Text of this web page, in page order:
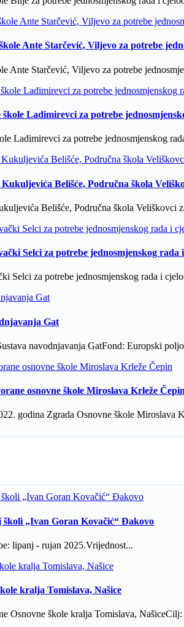
Ante Starčević, Viljevo za potrebe
Ante Starčević, Viljevo za potrebe
Ladimirevci za potrebe
Ladimirevci za potrebe jednosmjenskog
Belišće, Područna škola
Belišće, Područna škola Veliškovci
Selci za potrebe jednosmjenskog rada
Selci za potrebe jednosmjenskog rada i
Gat
navodnjavanja GatFond: Europski
osnovne škole Miroslava Krleže Čepin
godina Zgrada Osnovne škole Miroslava
školi „Ivan Goran Kovačić“ Đakovo
lipanj - rujan 2025.Vrijednost...
kralja Tomislava, Našice
Osnovne škole kralja Tomislava,